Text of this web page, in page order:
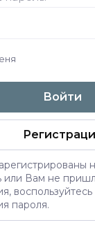
Войти
или Вам не
пароля.